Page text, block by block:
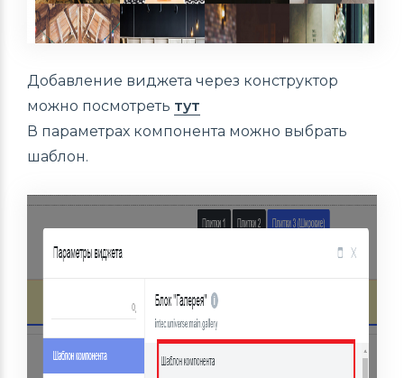
Добавление виджета через конструктор
можно посмотреть тут
В параметрах компонента можно выбрать
шаблон.